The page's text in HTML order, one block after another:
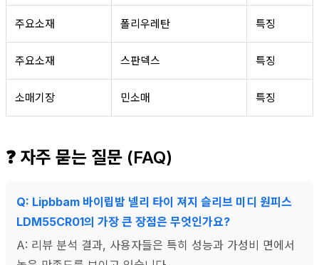
주요소재 폴리우레탄 특징
주요소재 스판덱스 특징
소매기장 민소매 특징
❓ 자주 묻는 질문 (FAQ)
Q: Lipbbam 바이립밤 넬리 타이 져지 슬리브 미디 원피스
LDM55CR01의 가장 큰 장점은 무엇인가요?
A: 리뷰 분석 결과, 사용자들은 특히 성능과 가성비 면에서